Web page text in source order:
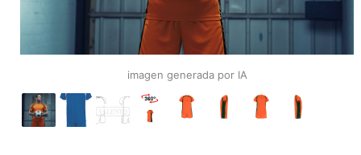
imagen generada por IA